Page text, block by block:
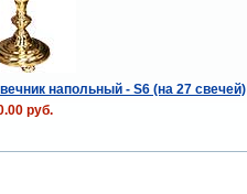
напольный - S6 (на 27 свечей)
руб.